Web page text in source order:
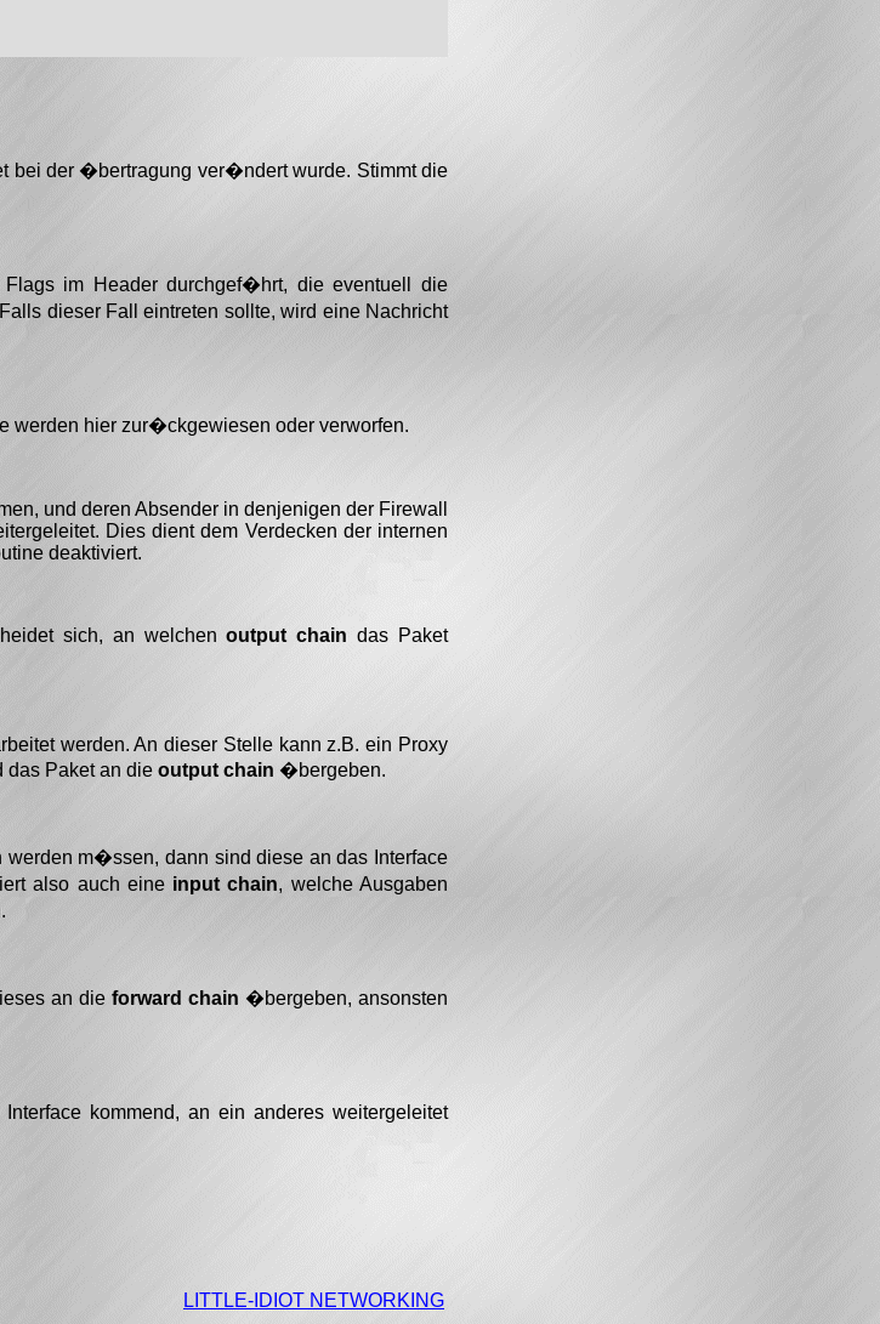
bei der �bertragung ver�ndert wurde. Stimmt die
im Header durchgef�hrt, die eventuell die
dieser Fall eintreten sollte, wird eine Nachricht
werden hier zur�ckgewiesen oder verworfen.
und deren Absender in denjenigen der Firewall
Dies dient dem Verdecken der internen
deaktiviert.
sich, an welchenoutput chain das Paket
werden. An dieser Stelle kann z.B. ein Proxy
das Paket an die output chain �bergeben.
m�ssen, dann sind diese an das Interface
also auch eine input chain, welche Ausgaben
an dieforward chain �bergeben, ansonsten
kommend, an ein anderes weitergeleitet
LITTLE-IDIOT NETWORKING